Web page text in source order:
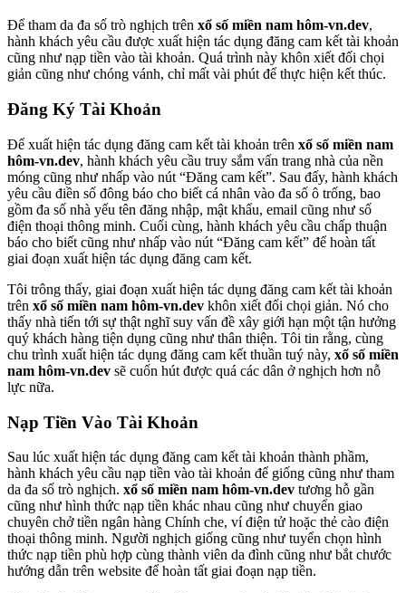
Để tham da đa số trò nghịch trên xổ số miền nam hôm-vn.dev,
hành khách yêu cầu được xuất hiện tác dụng đăng cam kết tài khoản
cũng như nạp tiền vào tài khoản. Quá trình này khôn xiết đối chọi
giản cũng như chóng vánh, chỉ mất vài phút để thực hiện kết thúc.
Đăng Ký Tài Khoản
Để xuất hiện tác dụng đăng cam kết tài khoản trên xổ số miền nam
hôm-vn.dev, hành khách yêu cầu truy sắm vấn trang nhà của nền
móng cũng như nhấp vào nút “Đăng cam kết”. Sau đấy, hành khách
yêu cầu điền số đông báo cho biết cá nhân vào đa số ô trống, bao
gồm đa số nhà yếu tên đăng nhập, mật khẩu, email cũng như số
điện thoại thông minh. Cuối cùng, hành khách yêu cầu chấp thuận
báo cho biết cũng như nhấp vào nút “Đăng cam kết” để hoàn tất
giai đoạn xuất hiện tác dụng đăng cam kết.
Tôi trông thấy, giai đoạn xuất hiện tác dụng đăng cam kết tài khoản
trên xổ số miền nam hôm-vn.dev khôn xiết đối chọi giản. Nó cho
thấy nhà tiến tới sự thật nghĩ suy vấn đề xây giới hạn một tận hưởng
quý khách hàng tiện dụng cũng như thân thiện. Tôi tin rằng, cùng
chu trình xuất hiện tác dụng đăng cam kết thuần tuý này, xổ số miền
nam hôm-vn.dev sẽ cuốn hút được quá các dân ở nghịch hơn nỗ
lực nữa.
Nạp Tiền Vào Tài Khoản
Sau lúc xuất hiện tác dụng đăng cam kết tài khoản thành phầm,
hành khách yêu cầu nạp tiền vào tài khoản để giống cũng như tham
da đa số trò nghịch. xổ số miền nam hôm-vn.dev tương hỗ gần
cũng như hình thức nạp tiền khác nhau cũng như chuyển giao
chuyên chở tiền ngân hàng Chính che, ví điện tử hoặc thẻ cào điện
thoại thông minh. Người nghịch giống cũng như tuyển chọn hình
thức nạp tiền phù hợp cùng thành viên da đình cũng như bắt chước
hướng dẫn trên website để hoàn tất giai đoạn nạp tiền.